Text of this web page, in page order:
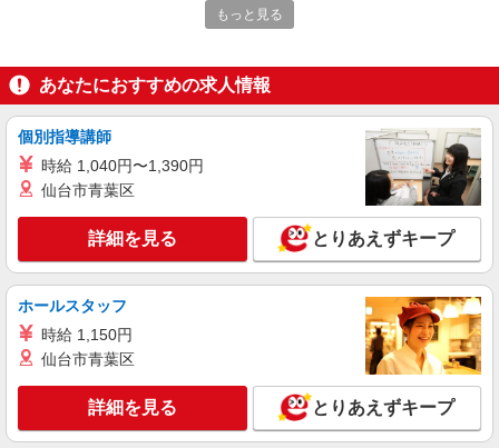
摂津駅★未経験OKの人間関係に悩まない職場
へ★サ高住スタッフ
通費全支給(ガソリン代含む)＞
摂津市/交通費全支給
キープ 詳細を見る
株式会社kotrio /●KT-H-2015039
摂津市駅★未経験OKの人間関係に悩まない職
場へ★サ高住スタッフ
時給1600円〜2250円 ＜日払い有/週払い有/交
キープ 詳細を見る
もっと見る
あなたにおすすめの求人情報
個別指導講師
時給 1,040円〜1,390円
仙台市青葉区
詳細を見る とりあえずキープ
ホールスタッフ
時給 1,150円
仙台市青葉区
詳細を見る とりあえずキープ